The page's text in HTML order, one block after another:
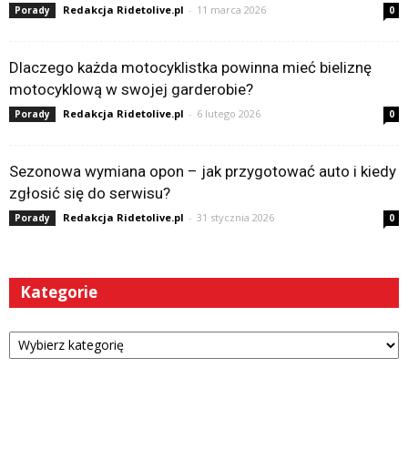
Porady Redakcja Ridetolive.pl - 11 marca 2026 0
Dlaczego każda motocyklistka powinna mieć bieliznę
motocyklową w swojej garderobie?
Porady Redakcja Ridetolive.pl - 6 lutego 2026 0
Sezonowa wymiana opon – jak przygotować auto i kiedy
zgłosić się do serwisu?
Porady Redakcja Ridetolive.pl - 31 stycznia 2026 0
Kategorie
Kategorie